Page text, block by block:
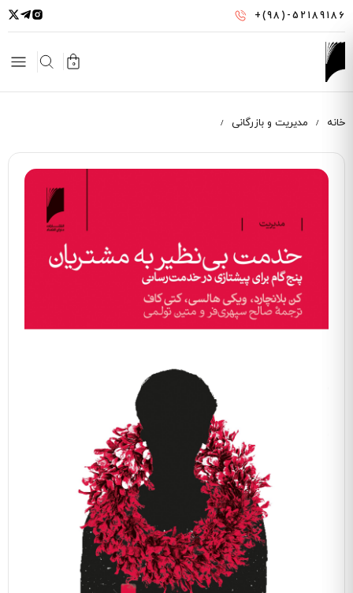
به
محتوای
اصلی
+(98)-52189186
0
خانه مدیریت و بازرگانی